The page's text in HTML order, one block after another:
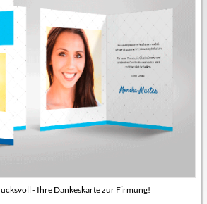
- Ihre Dankeskarte zur Firmung!